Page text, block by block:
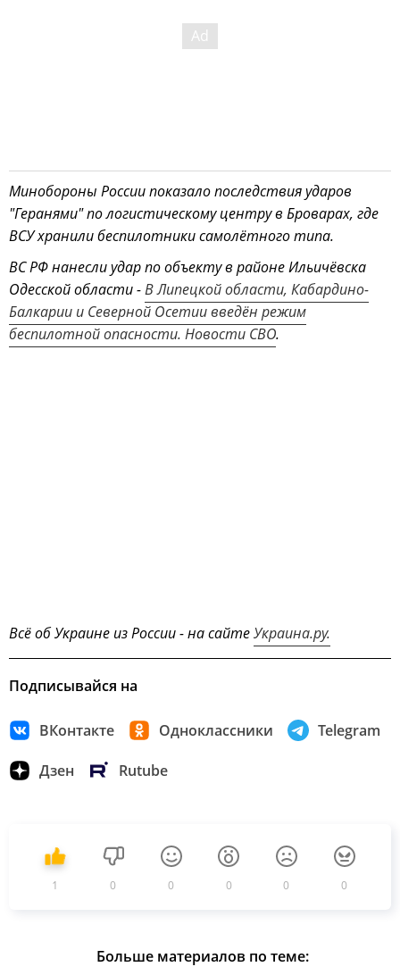
Минобороны России показало последствия ударов
"Геранями" по логистическому центру в Броварах, где
ВСУ хранили беспилотники самолётного типа.
ВС РФ нанесли удар по объекту в районе Ильичёвска
Одесской области -В Липецкой области, Кабардино-
Балкарии и Северной Осетии введён режим
беспилотной опасности. Новости СВО.
Всё об Украине из России - на сайтеУкраина.ру.
Подписывайся на
ВКонтакте Одноклассники Telegram
Дзен Rutube
1 0 0 0 0 0
Больше материалов по теме: